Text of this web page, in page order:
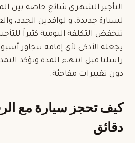
التأجير الشهري شائع خاصة بين
لسيارة جديدة، والوافدين الجدد،
تنخفض التكلفة اليومية كثيراً
يجعله الأذكى لأي إقامة تتجاوز
راسلنا قبل انتهاء المدة ونؤكد
دون تغييرات مفاجئة.
كيف تحجز سيارة مع
دقائق